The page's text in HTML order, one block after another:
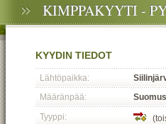
KIMPPAKYYTI -
KYYDIN TIEDOT
Lähtöpaikka:
Määränpää:
Tyyppi: